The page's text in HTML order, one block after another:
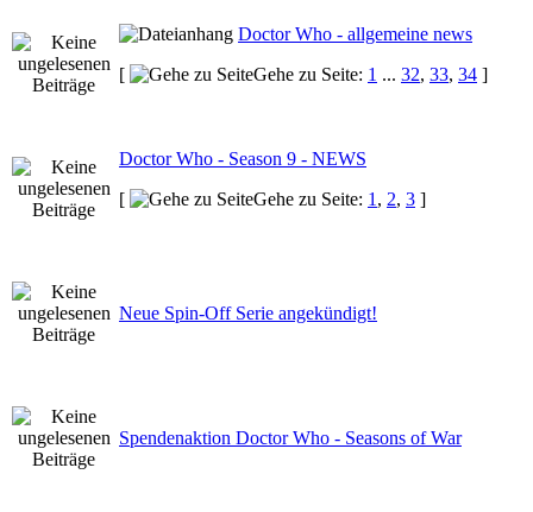
Doctor Who - allgemeine news
[
Gehe zu Seite: 1 ... 32, 33, 34 ]
Doctor Who - Season 9 - NEWS
[
Gehe zu Seite: 1 , 2, 3 ]
Neue Spin-Off Serie angekündigt!
Spendenaktion Doctor Who - Seasons of War